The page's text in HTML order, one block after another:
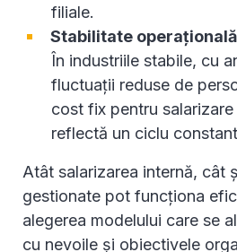
filiale.
Stabilitate
În industriile stabile, cu
fluctuații reduse de
cost fix pentru
reflectă un ciclu
Atât salarizarea internă, cât
gestionate pot funcționa
alegerea modelului care se
cu nevoile și obiectivele